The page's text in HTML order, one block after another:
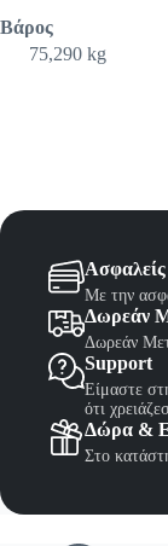
Βάρος
75,290 kg
Με την
Δωρεάν
Δωρεάν
Support
Είμαστε
ότι
Δώρα &
Στο